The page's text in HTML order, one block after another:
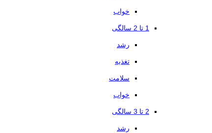
خواب
1 تا 2 سالگی
رشد
تغذیه
سلامت
خواب
2 تا 3 سالگی
رشد